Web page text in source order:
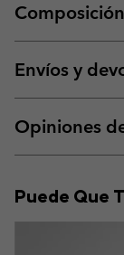
Composición
Envíos y
Opiniones
Puede Que